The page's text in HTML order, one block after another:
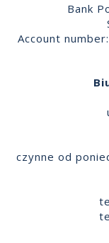
Bank
Account
czynne od